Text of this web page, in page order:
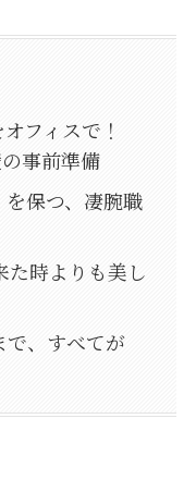
フィスで！
事前準備
保つ、凄腕職
た時よりも美し
で、すべてが